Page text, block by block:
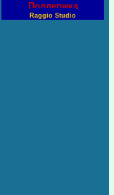
Поддержка
Raggio Studio